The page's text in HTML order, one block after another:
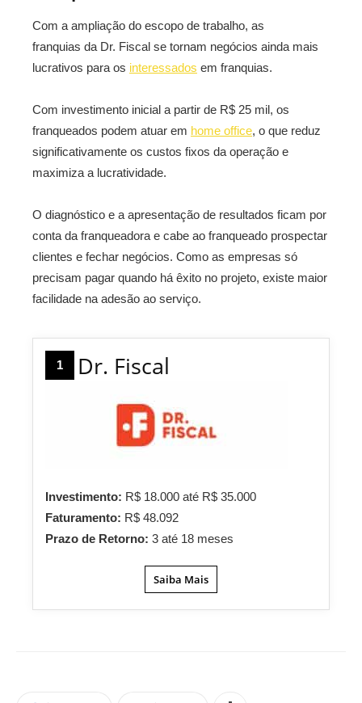
Com a ampliação do escopo de trabalho, as
franquias da Dr. Fiscal se tornam negócios ainda mais
lucrativos para os interessados em franquias.
Com investimento inicial a partir de R$ 25 mil, os
franqueados podem atuar em home office, o que reduz
significativamente os custos fixos da operação e
maximiza a lucratividade.
O diagnóstico e a apresentação de resultados ficam por
conta da franqueadora e cabe ao franqueado prospectar
clientes e fechar negócios. Como as empresas só
precisam pagar quando há êxito no projeto, existe maior
facilidade na adesão ao serviço.
1 Dr. Fiscal
Investimento: R$ 18.000 até R$ 35.000
Faturamento: R$ 48.092
Prazo de Retorno: 3 até 18 meses
Saiba Mais